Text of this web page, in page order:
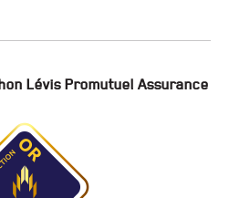
Lévis Promutuel Assurance